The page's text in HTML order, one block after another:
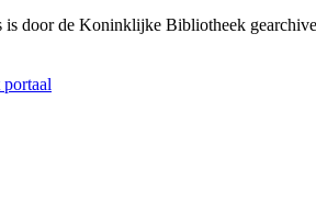
door de Koninklijke Bibliotheek